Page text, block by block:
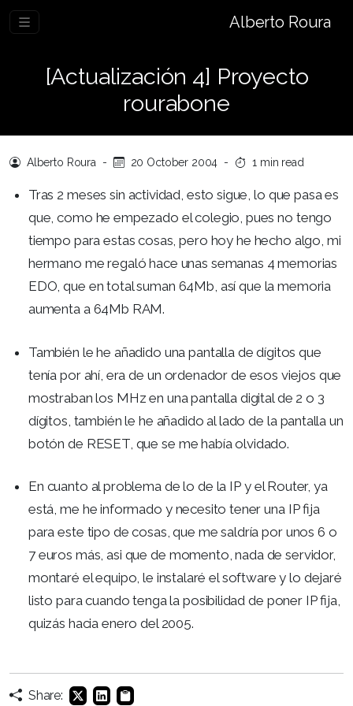
Alberto Roura
[Actualización 4] Proyecto
rourabone
Alberto Roura - 20 October 2004 - 1 min read
Tras 2 meses sin actividad, esto sigue, lo que pasa es
que, como he empezado el colegio, pues no tengo
tiempo para estas cosas, pero hoy he hecho algo, mi
hermano me regaló hace unas semanas 4 memorias
EDO, que en total suman 64Mb, así que la memoria
aumenta a 64Mb RAM.
También le he añadido una pantalla de dígitos que
tenía por ahí, era de un ordenador de esos viejos que
mostraban los MHz en una pantalla digital de 2 o 3
dígitos, también le he añadido al lado de la pantalla un
botón de RESET, que se me había olvidado.
En cuanto al problema de lo de la IP y el Router, ya
está, me he informado y necesito tener una IP fija
para este tipo de cosas, que me saldría por unos 6 o
7 euros más, asi que de momento, nada de servidor,
montaré el equipo, le instalaré el software y lo dejaré
listo para cuando tenga la posibilidad de poner IP fija,
quizás hacia enero del 2005.
Share: